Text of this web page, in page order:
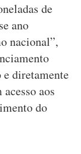
de
ano
nacional”,
diretamente
aos
do